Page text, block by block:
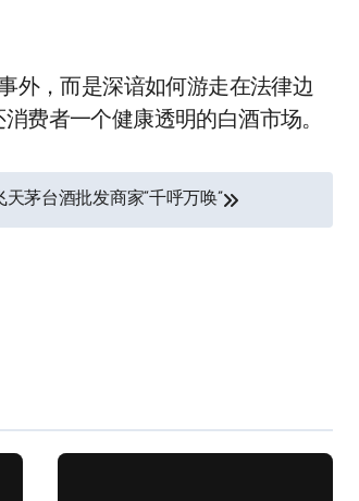
外，而是深谙如何游走在法律边
费者一个健康透明的白酒市场。
天茅台酒批发商家“千呼万唤”